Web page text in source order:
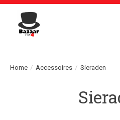
Home / Accessoires / Sieraden